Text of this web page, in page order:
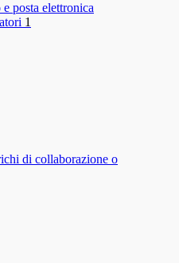
posta elettronica
1
di collaborazione o